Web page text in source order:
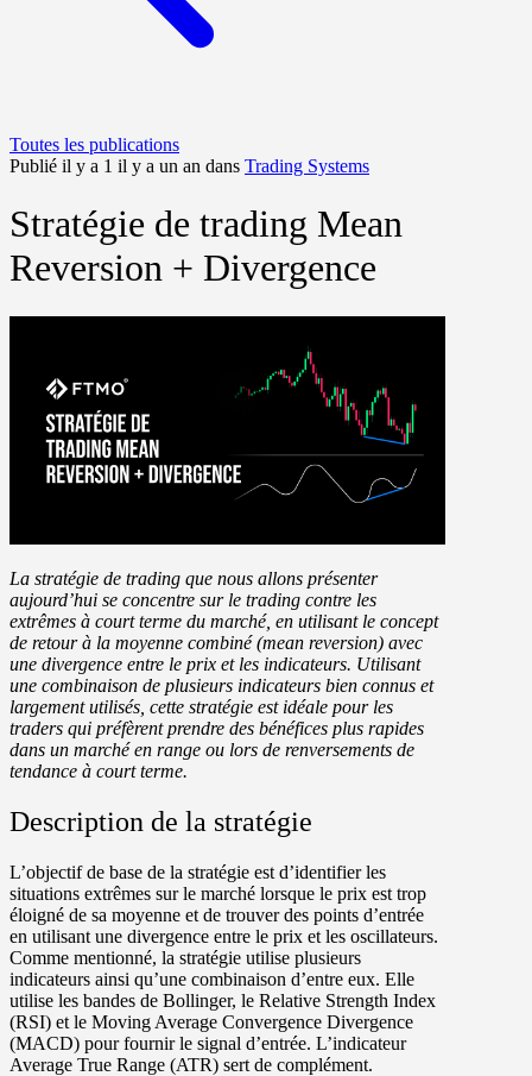
Toutes les publications
Publié il y a 1 il y a un an dans Trading Systems
Stratégie de trading Mean
Reversion + Divergence
La stratégie de trading que nous allons présenter
aujourd’hui se concentre sur le trading contre les
extrêmes à court terme du marché, en utilisant le concept
de retour à la moyenne combiné (mean reversion) avec
une divergence entre le prix et les indicateurs. Utilisant
une combinaison de plusieurs indicateurs bien connus et
largement utilisés, cette stratégie est idéale pour les
traders qui préfèrent prendre des bénéfices plus rapides
dans un marché en range ou lors de renversements de
tendance à court terme.
Description de la stratégie
L’objectif de base de la stratégie est d’identifier les
situations extrêmes sur le marché lorsque le prix est trop
éloigné de sa moyenne et de trouver des points d’entrée
en utilisant une divergence entre le prix et les oscillateurs.
Comme mentionné, la stratégie utilise plusieurs
indicateurs ainsi qu’une combinaison d’entre eux. Elle
utilise les bandes de Bollinger, le Relative Strength Index
(RSI) et le Moving Average Convergence Divergence
(MACD) pour fournir le signal d’entrée. L’indicateur
Average True Range (ATR) sert de complément.